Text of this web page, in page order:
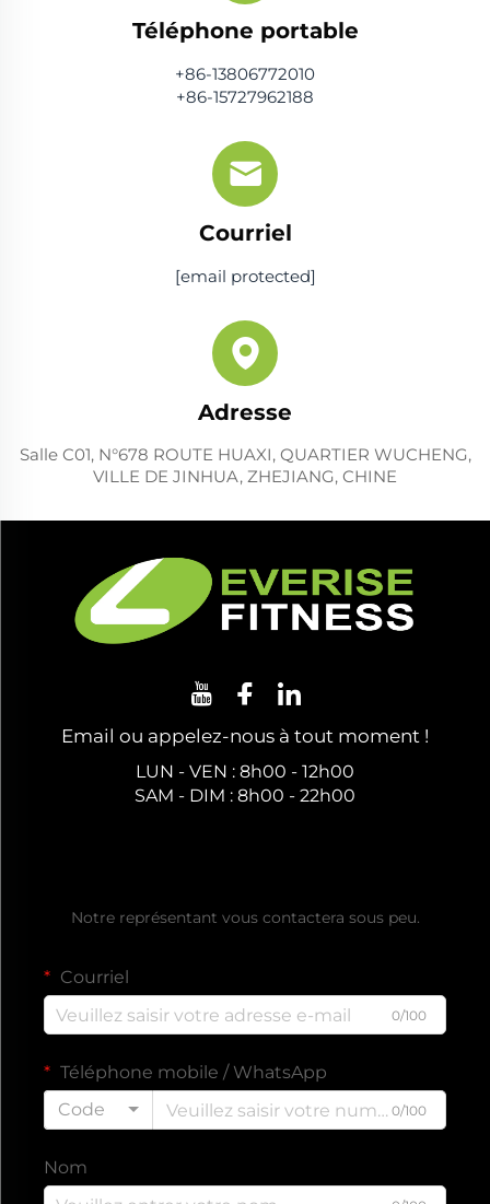
Téléphone portable
+86-13806772010
+86-15727962188
Courriel
[email protected]
Adresse
Salle C01, N°678 ROUTE HUAXI, QUARTIER WUCHENG,
VILLE DE JINHUA, ZHEJIANG, CHINE
Email ou appelez-nous à tout moment !
LUN - VEN : 8h00 - 12h00
SAM - DIM : 8h00 - 22h00
Notre représentant vous contactera sous peu.
Courriel
0/100
Téléphone mobile / WhatsApp
Code
0/100
Nom